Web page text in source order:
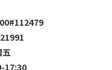
五
17:30